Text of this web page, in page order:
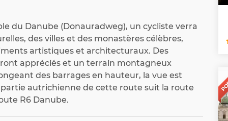
du Danube (Donauradweg), un cycliste verra
des villes et des monastères célèbres,
artistiques et architecturaux. Des
appréciés et un terrain montagneux
des barrages en hauteur, la vue est
autrichienne de cette route suit la route
R6 Danube.